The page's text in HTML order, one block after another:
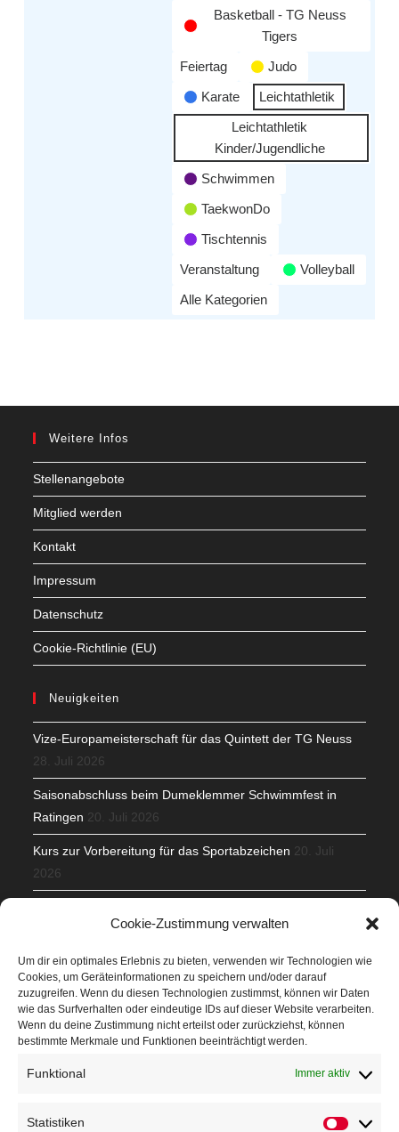
Cookie-Zustimmung verwalten
Um dir ein optimales Erlebnis zu bieten, verwenden wir Technologien wie
Cookies, um Geräteinformationen zu speichern und/oder darauf
zuzugreifen. Wenn du diesen Technologien zustimmst, können wir Daten
wie das Surfverhalten oder eindeutige IDs auf dieser Website verarbeiten.
Wenn du deine Zustimmung nicht erteilst oder zurückziehst, können
bestimmte Merkmale und Funktionen beeinträchtigt werden.
Funktional Immer aktiv
Statistiken
Basketball - TG Neuss
Tigers
Feiertag
Judo
Karate
Leichtathletik
Leichtathletik
Kinder/Jugendliche
Schwimmen
TaekwonDo
Tischtennis
Veranstaltung
Volleyball
Alle Kategorien
Weitere Infos
Stellenangebote
Mitglied werden
Kontakt
Impressum
Datenschutz
Cookie-Richtlinie (EU)
Neuigkeiten
Vize-Europameisterschaft für das Quintett der TG Neuss
28. Juli 2026
Saisonabschluss beim Dumeklemmer Schwimmfest in
Ratingen 20. Juli 2026
Kurs zur Vorbereitung für das Sportabzeichen 20. Juli
2026
Veranstaltungen
Höffner Run